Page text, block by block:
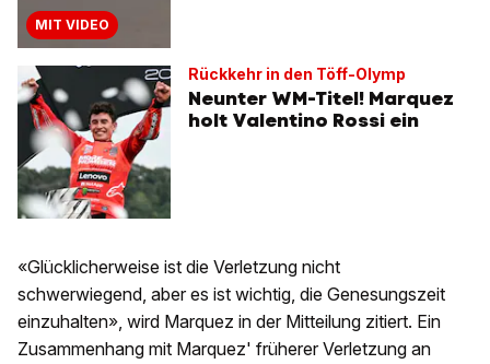
MIT VIDEO
Rückkehr in den Töff-Olymp
Neunter WM-Titel! Marquez
holt Valentino Rossi ein
«Glücklicherweise ist die Verletzung nicht
schwerwiegend, aber es ist wichtig, die Genesungszeit
einzuhalten», wird Marquez in der Mitteilung zitiert. Ein
Zusammenhang mit Marquez' früherer Verletzung an